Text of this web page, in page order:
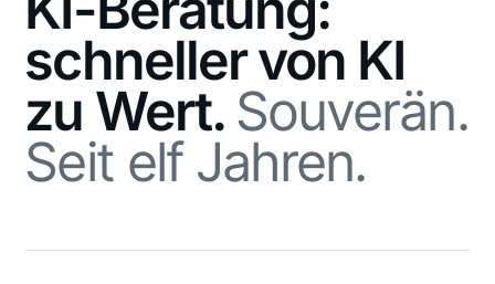
schneller von KI
zu Wert. Souverän.
Seit elf Jahren.